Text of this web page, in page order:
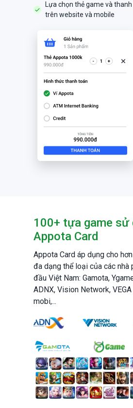
Lựa chọn thẻ game và
trên website và mobile
100+ tựa game sử
Appota Card
Appota Card áp dụng cho
đa dạng thể loại của các nhà
đầu Việt Nam: Gamota,
ADNX, Vision Network, VEGA
mobi,...